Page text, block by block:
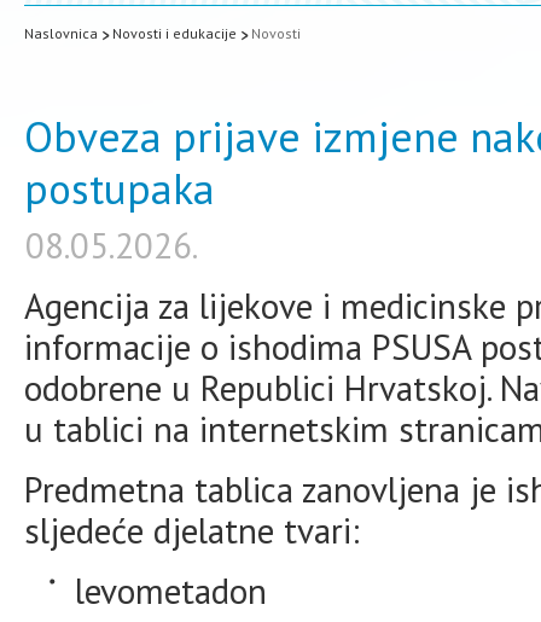
Naslovnica Novosti i edukacije Novosti
Obveza prijave izmjene
postupaka
08.05.2026.
Agencija za lijekove i medicinske
informacije o ishodima PSUSA
odobrene u Republici Hrvatskoj.
u tablici na internetskim
Predmetna tablica zanovljena je
sljedeće djelatne tvari:
levometadon